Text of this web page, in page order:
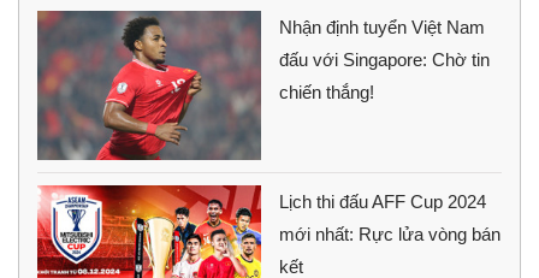
Nhận định tuyển Việt Nam
đấu với Singapore: Chờ tin
chiến thắng!
Lịch thi đấu AFF Cup 2024
mới nhất: Rực lửa vòng bán
kết